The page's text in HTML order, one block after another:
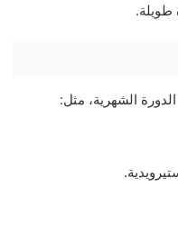
طويلة.
الشهرية، مثل: